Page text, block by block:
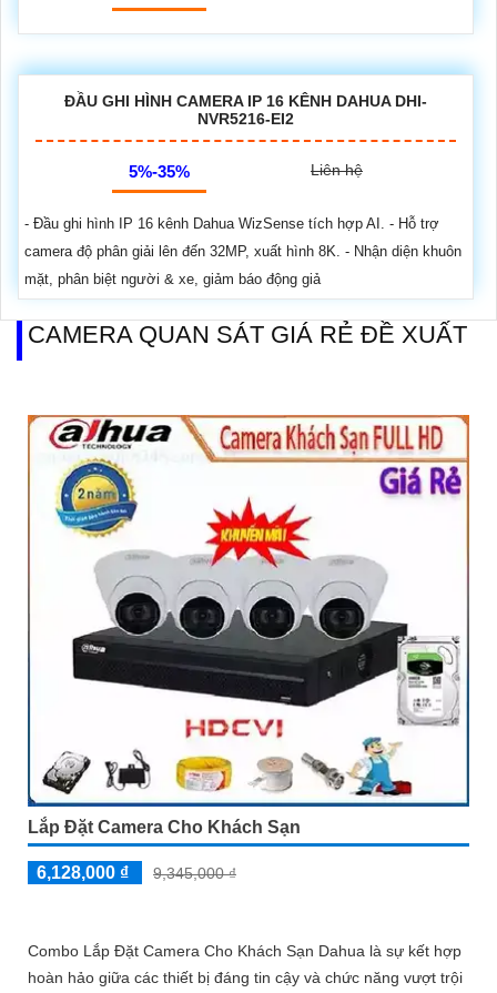
ĐẦU GHI HÌNH CAMERA IP 16 KÊNH DAHUA DHI-
NVR5216-EI2
5%-35% Liên hệ
- Đầu ghi hình IP 16 kênh Dahua WizSense tích hợp AI. - Hỗ trợ
camera độ phân giải lên đến 32MP, xuất hình 8K. - Nhận diện khuôn
mặt, phân biệt người & xe, giảm báo động giả
CAMERA QUAN SÁT GIÁ RẺ ĐỀ XUẤT
Lắp Đặt Camera Cho Khách Sạn
6,128,000 ₫ 9,345,000 ₫
Combo Lắp Đặt Camera Cho Khách Sạn Dahua là sự kết hợp
hoàn hảo giữa các thiết bị đáng tin cậy và chức năng vượt trội